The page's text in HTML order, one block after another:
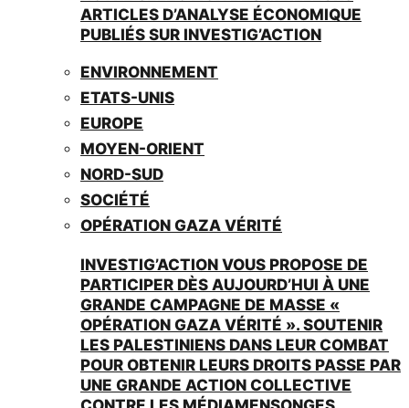
ARTICLES D’ANALYSE ÉCONOMIQUE
PUBLIÉS SUR INVESTIG’ACTION
ENVIRONNEMENT
ETATS-UNIS
EUROPE
MOYEN-ORIENT
NORD-SUD
SOCIÉTÉ
OPÉRATION GAZA VÉRITÉ
INVESTIG’ACTION VOUS PROPOSE DE
PARTICIPER DÈS AUJOURD’HUI À UNE
GRANDE CAMPAGNE DE MASSE «
OPÉRATION GAZA VÉRITÉ ». SOUTENIR
LES PALESTINIENS DANS LEUR COMBAT
POUR OBTENIR LEURS DROITS PASSE PAR
UNE GRANDE ACTION COLLECTIVE